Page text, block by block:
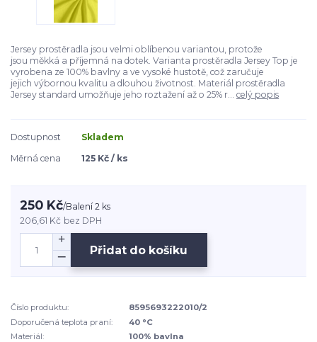
Jersey prostěradla jsou velmi oblíbenou variantou, protože
jsou měkká a příjemná na dotek. Varianta prostěradla Jersey Top je
vyrobena ze 100% bavlny a ve vysoké hustotě, což zaručuje
jejich výbornou kvalitu a dlouhou životnost. Materiál prostěradla
Jersey standard umožňuje jeho roztažení až o 25% r... celý popis
Dostupnost
Skladem
Měrná cena
125 Kč / ks
250 Kč/Balení 2 ks
206,61 Kč bez DPH
Přidat do košíku
Číslo produktu:
8595693222010/2
Doporučená teplota praní:
40 °C
Materiál:
100% bavlna